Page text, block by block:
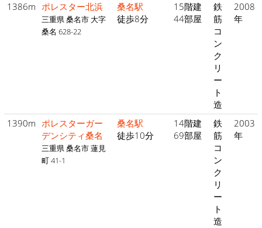
1386m ポレスター北浜
三重県 桑名市 大字
桑名 628-22
桑名駅
徒歩8分
15階建
44部屋
鉄
筋
コ
ン
ク
リ
ー
ト
造
2008
年
1390m ポレスターガー
デンシティ桑名
三重県 桑名市 蓮見
町 41-1
桑名駅
徒歩10分
14階建
69部屋
鉄
筋
コ
ン
ク
リ
ー
ト
造
2003
年